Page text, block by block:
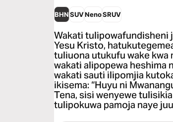
BHN SUVNenoSRUV
Wakati tulipowafundisheni
Yesu Kristo,
tuliuona utukufu wake kwa
wakati alipopewa heshima
wakati sauti ilipomjia
ikisema: “Huyu ni
Tena, sisi wenyewe
tulipokuwa pamoja naye